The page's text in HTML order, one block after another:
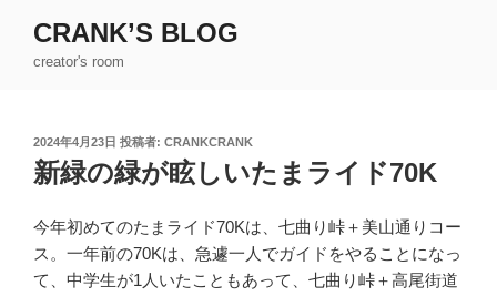
CRANK’S BLOG
creator's room
投
稿
日:
2024年4月23日 投稿者: CRANKCRANK
新緑の緑が眩しいたまライド70K
今年初めてのたまライド70Kは、七曲り峠＋美山通りコー
ス。一年前の70Kは、急遽一人でガイドをやることになっ
て、中学生が1人いたこともあって、七曲り峠＋高尾街道